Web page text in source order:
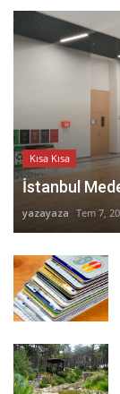
Kısa Kısa
İstanbul
yazayaza Tem 7,